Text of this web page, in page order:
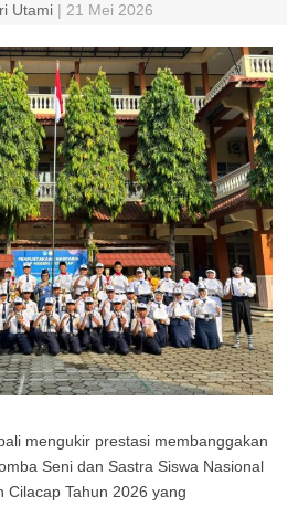
Utami | 21 Mei 2026
mengukir prestasi membanggakan
Seni dan Sastra Siswa Nasional
Cilacap Tahun 2026 yang